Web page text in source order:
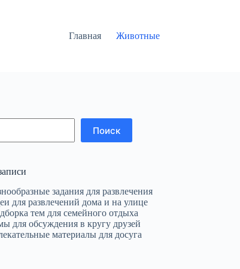
Главная Животные
Поиск
задания для развлечения
для развлечений дома и на улице
тем для семейного отдыха
для обсуждения в кругу друзей
материалы для досуга